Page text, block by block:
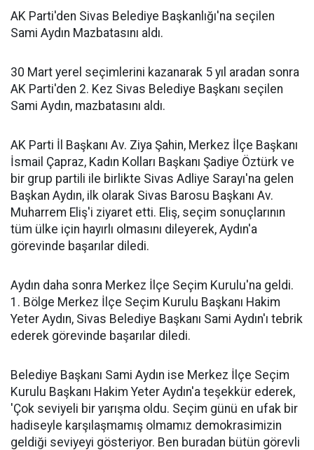
AK Parti'den Sivas Belediye Başkanlığı'na seçilen
Sami Aydın Mazbatasını aldı.
30 Mart yerel seçimlerini kazanarak 5 yıl aradan sonra
AK Parti'den 2. Kez Sivas Belediye Başkanı seçilen
Sami Aydın, mazbatasını aldı.
AK Parti İl Başkanı Av. Ziya Şahin, Merkez İlçe Başkanı
İsmail Çapraz, Kadın Kolları Başkanı Şadiye Öztürk ve
bir grup partili ile birlikte Sivas Adliye Sarayı'na gelen
Başkan Aydın, ilk olarak Sivas Barosu Başkanı Av.
Muharrem Eliş'i ziyaret etti. Eliş, seçim sonuçlarının
tüm ülke için hayırlı olmasını dileyerek, Aydın'a
görevinde başarılar diledi.
Aydın daha sonra Merkez İlçe Seçim Kurulu'na geldi.
1. Bölge Merkez İlçe Seçim Kurulu Başkanı Hakim
Yeter Aydın, Sivas Belediye Başkanı Sami Aydın'ı tebrik
ederek görevinde başarılar diledi.
Belediye Başkanı Sami Aydın ise Merkez İlçe Seçim
Kurulu Başkanı Hakim Yeter Aydın'a teşekkür ederek,
'Çok seviyeli bir yarışma oldu. Seçim günü en ufak bir
hadiseyle karşılaşmamış olmamız demokrasimizin
geldiği seviyeyi gösteriyor. Ben buradan bütün görevli